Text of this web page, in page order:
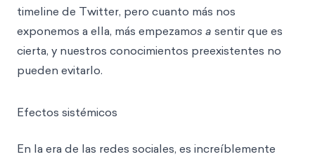
timeline de Twitter, pero cuanto más nos
exponemos a ella, más empezamos a sentir que es
cierta, y nuestros conocimientos preexistentes no
pueden evitarlo.
Efectos sistémicos
En la era de las redes sociales, es increíblemente